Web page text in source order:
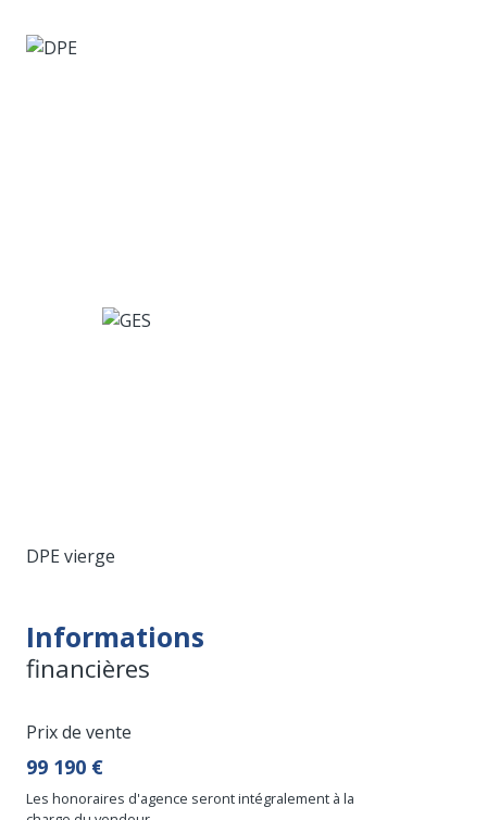
DPE vierge
Informations
financières
Prix de vente
99 190 €
Les honoraires d'agence seront intégralement à la